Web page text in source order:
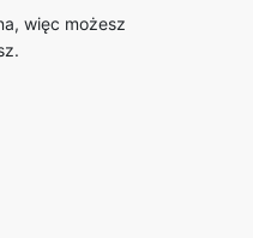
swoich